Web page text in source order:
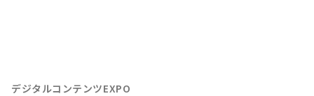
デジタルコンテンツEXPO